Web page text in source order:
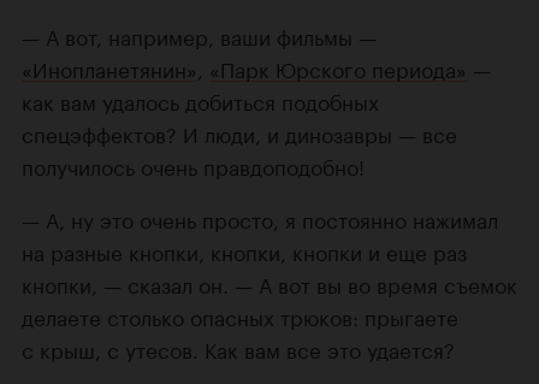
— А вот, например, ваши фильмы —
«Инопланетянин» «Парк Юрского периода» —
как вам удалось добиться подобных
спецэффектов? И люди, и динозавры — все
получилось очень правдоподобно!
— А, ну это очень просто, я постоянно нажимал
на разные кнопки, кнопки, кнопки и еще раз
кнопки, — сказал он. — А вот вы во время съемок
делаете столько опасных трюков: прыгаете
с крыш, с утесов. Как вам все это удается?